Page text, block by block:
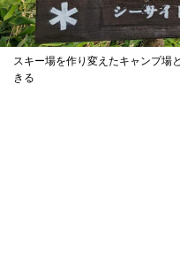
スキー場を作り変えたキャンプ場
きる